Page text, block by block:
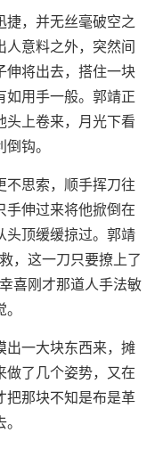
捷，并无丝毫破空之
人意料之外，突然间
伸将出去，搭住一块
如用手一般。郭靖正
头上卷来，月光下看
钩。
不思索，顺手挥刀往
手伸过来将他掀倒在
头顶缓缓掠过。郭靖
，这一刀只要撩上了
喜刚才那道人手法敏
出一大块东西来，摊
做了几个姿势，又在
把那块不知是布是革